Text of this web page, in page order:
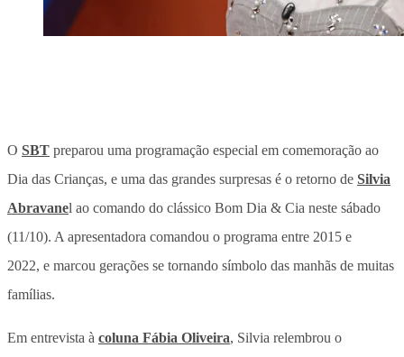
O SBT preparou uma programação especial em comemoração ao
Dia das Crianças, e uma das grandes surpresas é o retorno de Silvia
Abravanel ao comando do clássico Bom Dia & Cia neste sábado
(11/10). A apresentadora comandou o programa entre 2015 e
2022, e marcou gerações se tornando símbolo das manhãs de muitas
famílias.
Em entrevista à coluna Fábia Oliveira, Silvia relembrou o